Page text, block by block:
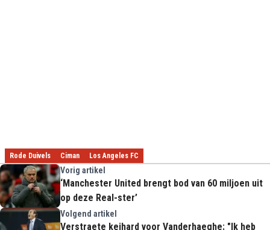
Rode Duivels Ciman Los Angeles FC
Vorig artikel
‘Manchester United brengt bod van 60 miljoen uit
op deze Real-ster’
Volgend artikel
Verstraete keihard voor Vanderhaeghe: "Ik heb